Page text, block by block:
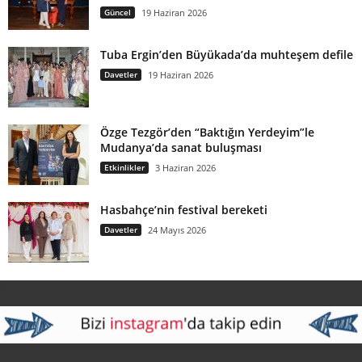
Güncel 19 Haziran 2026
Tuba Ergin’den Büyükada’da muhteşem defile
Davetler 19 Haziran 2026
Özge Tezgör’den “Baktığın Yerdeyim”le
Mudanya’da sanat buluşması
Etkinlikler 3 Haziran 2026
Hasbahçe’nin festival bereketi
Davetler 24 Mayıs 2026